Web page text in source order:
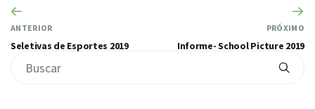
ANTERIOR
Seletivas de Esportes 2019
PRÓXIMO
Informe- School Picture 2019